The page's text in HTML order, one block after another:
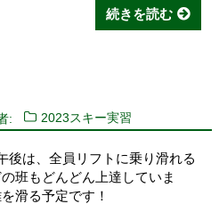
続きを読む
: 2023スキー実習
後は、全員リフトに乗り滑れる
班もどんどん上達していま
滑る予定です！